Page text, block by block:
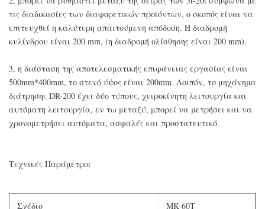
τις διαδικασίες των διαφορετικών προϊόντων, ο σκοπός είναι να
επιτευχθεί η καλύτερη απαιτούμενη απόδοση. Η διαδρομή
κυλίνδρου είναι 200 ​​mm, (η διαδρομή ολίσθησης είναι 200 ​​mm).
3, η διάσταση της αποτελεσματικής επιφάνειας εργασίας είναι
500mm*400mm, το στενό ύψος είναι 200mm. Λοιπόν, το μηχάνημα
διάτρησης DR-200 έχει δύο τύπους, χειροκίνητη λειτουργία και
αυτόματη λειτουργία, εν τω μεταξύ, μπορεί να μετρήσει και να
χρονομετρήσει αυτόματα, ασφαλές και προστατευτικό.
Τεχνικές Παράμετροι
Σχέδιο MK-60T